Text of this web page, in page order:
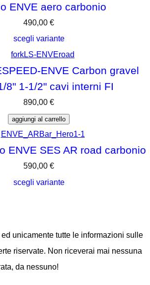
ENVE aero carbonio
490,00 €
scegli variante
ENVE Carbon gravel
8" 1-1/2" cavi interni FI
890,00 €
aggiungi al carrello
ENVE SES AR road carbonio
590,00 €
scegli variante
unicamente tutte le informazioni sulle
riservate. Non riceverai mai nessuna
da nessuno!